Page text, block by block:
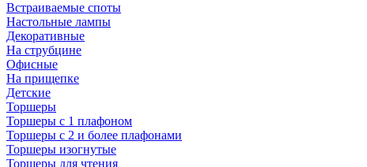
Встраиваемые споты
Настольные лампы
Декоративные
На струбцине
Офисные
На прищепке
Детские
Торшеры
Торшеры с 1 плафоном
Торшеры с 2 и более плафонами
Торшеры изогнутые
Торшеры для чтения